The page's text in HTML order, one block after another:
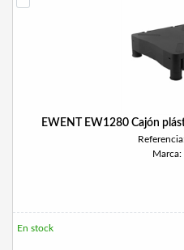
EWENT EW1280 Cajón
Marca:
En stock